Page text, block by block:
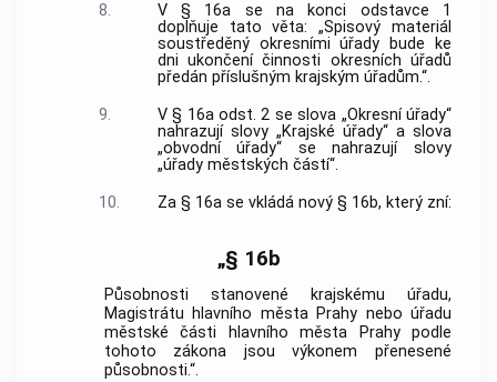
8.
V § 16a se na konci odstavce 1
doplňuje tato věta: „Spisový materiál
soustředěný okresními úřady bude ke
dni ukončení činnosti okresních úřadů
předán příslušným krajským úřadům.“.
9.
V § 16a odst. 2 se slova „Okresní úřady“
nahrazují slovy „Krajské úřady“ a slova
„obvodní úřady“ se nahrazují slovy
„úřady městských částí“.
10.
Za § 16a se vkládá nový § 16b, který zní:
„§ 16b
Působnosti stanovené krajskému úřadu,
Magistrátu hlavního města Prahy nebo úřadu
městské části hlavního města Prahy podle
tohoto zákona jsou výkonem přenesené
působnosti.“.